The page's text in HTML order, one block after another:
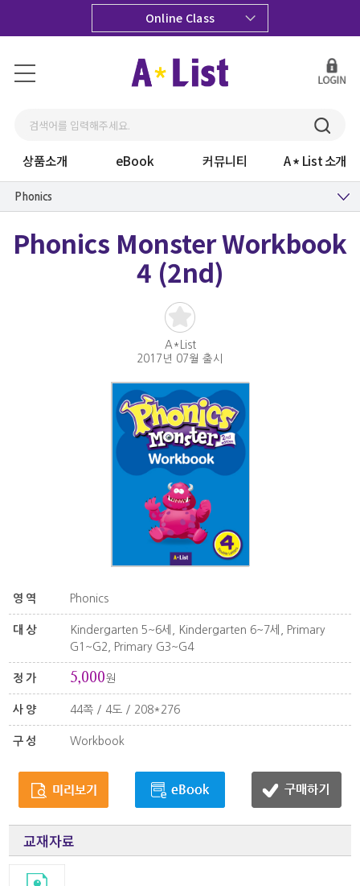
Online Class
상품소개 eBook 커뮤니티 A List 소개
Phonics
Phonics Monster Workbook
4 (2nd)
A*List
2017년 07월 출시
영역 Phonics
대상
Kindergarten 5~6세, Kindergarten 6~7세, Primary
G1~G2, Primary G3~G4
정가 5,000원
사양 44쪽 / 4도 / 208*276
구성 Workbook
교재자료